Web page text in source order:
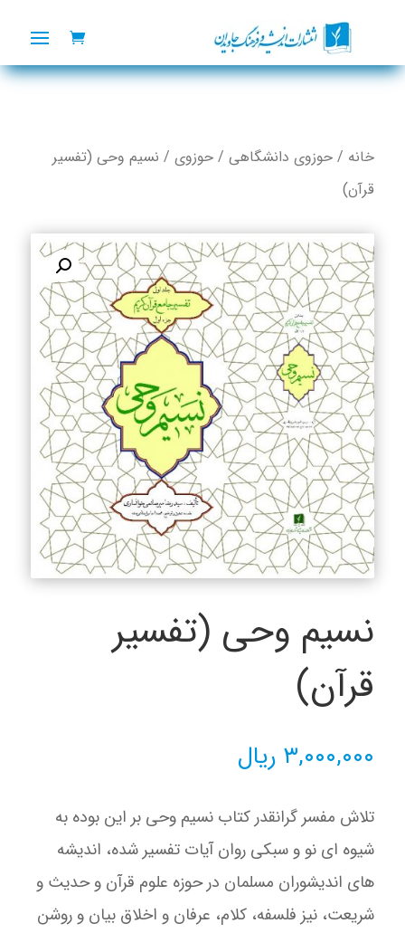
خانه / حوزوی دانشگاهی/ حوزوی/ نسیم وحی (تفسیر
قرآن)
نسیم وحی (تفسیر
قرآن)
۳,۰۰۰,۰۰۰ ریال
تلاش مفسر گرانقدر کتاب نسیم وحی بر این بوده به
شیوه ای نو و سبکی روان آیات تفسیر شده، اندیشه
های اندیشوران مسلمان در حوزه علوم قرآن و حدیث و
شریعت، نیز فلسفه، کلام، عرفان و اخلاق بیان و روشن